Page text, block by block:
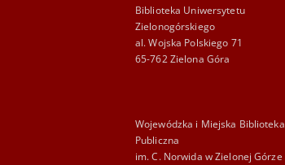
Biblioteka Uniwersytetu
Zielonogórskiego
al. Wojska Polskiego 71
65-762 Zielona Góra
Wojewódzka i Miejska Biblioteka
Publiczna
im. C. Norwida w Zielonej Górze